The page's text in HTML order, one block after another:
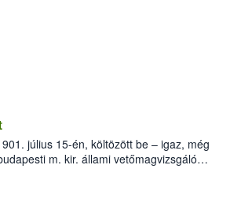
július 15-én, költözött be – igaz, még
m. kir. állami vetőmagvizsgáló
utca 15. szám alatti, Czigler Győző által